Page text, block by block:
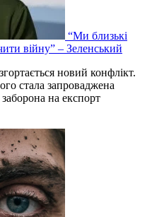
“Ми близькі
війну” – Зеленський
новий конфлікт.
стала запроваджена
на експорт